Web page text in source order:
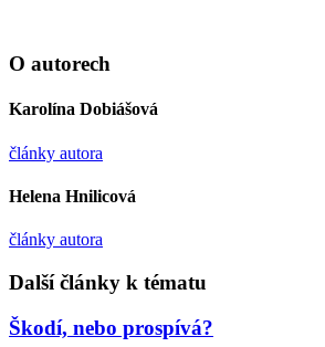
O autorech
Karolína Dobiášová
články autora
Helena Hnilicová
články autora
Další články k tématu
Škodí, nebo prospívá?